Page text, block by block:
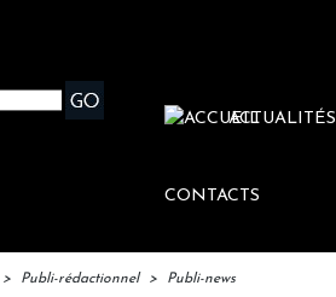
ACTUALITÉS
CONTACTS
> Publi-rédactionnel > Publi-news